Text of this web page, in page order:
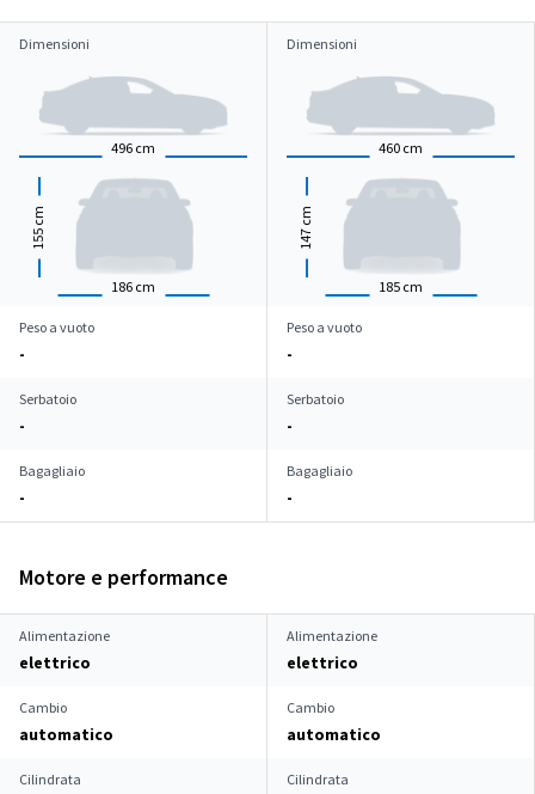
Dimensioni
496 cm
186 cm
155
cm
Dimensioni
460 cm
185 cm
147
cm
Peso a vuoto
-
Peso a vuoto
-
Serbatoio
-
Serbatoio
-
Bagagliaio
-
Bagagliaio
-
Motore e performance
Alimentazione
elettrico
Alimentazione
elettrico
Cambio
automatico
Cambio
automatico
Cilindrata Cilindrata